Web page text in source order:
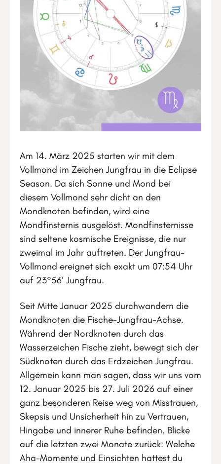
Am 14. März 2025 starten wir mit dem
Vollmond im Zeichen Jungfrau in die Eclipse
Season. Da sich Sonne und Mond bei
diesem Vollmond sehr dicht an den
Mondknoten befinden, wird eine
Mondfinsternis ausgelöst. Mondfinsternisse
sind seltene kosmische Ereignisse, die nur
zweimal im Jahr auftreten. Der Jungfrau-
Vollmond ereignet sich exakt um 07:54 Uhr
auf 23°56‘ Jungfrau.
Seit Mitte Januar 2025 durchwandern die
Mondknoten die Fische-Jungfrau-Achse.
Während der Nordknoten durch das
Wasserzeichen Fische zieht, bewegt sich der
Südknoten durch das Erdzeichen Jungfrau.
Allgemein kann man sagen, dass wir uns vom
12. Januar 2025 bis 27. Juli 2026 auf einer
ganz besonderen Reise weg von Misstrauen,
Skepsis und Unsicherheit hin zu Vertrauen,
Hingabe und innerer Ruhe befinden. Blicke
auf die letzten zwei Monate zurück: Welche
Aha-Momente und Einsichten hattest du